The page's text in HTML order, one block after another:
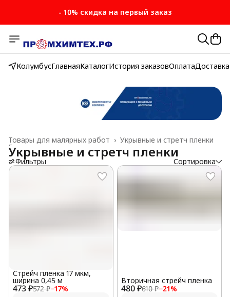
- 10% скидка на первый заказ
КолумбусГлавнаяКаталогИстория заказовОплатаДоставка
Укрывные и стретч пленки
Товары для малярных работ ›
Главная
Укрывные и стретч пленки
Фильтры Сортировка
473 ₽572 ₽−17%
Стрейч пленка 17 мкм,
ширина 0,45 м
480 ₽610 ₽−21%
Вторичная стрейч пленка